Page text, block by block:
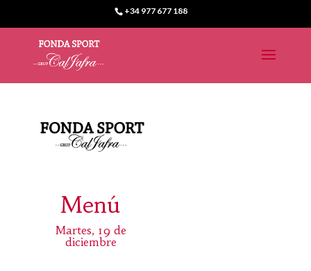
+34 977 677 188
Menú
Martes, 19 de
diciembre